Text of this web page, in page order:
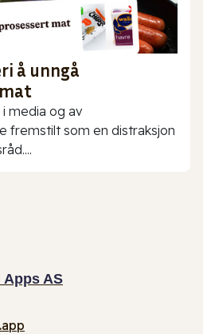
å unngå
media og av
fremstilt som en distraksjon
Apps AS